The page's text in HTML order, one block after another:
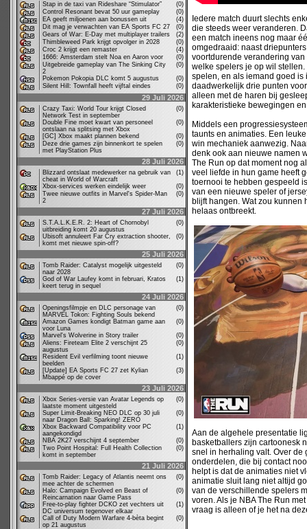
Stap in de taxi van Rideshare “Stimulator”
(0)
Control Resonant bevat 50 uur gameplay
(0)
EA geeft miljoenen aan bonussen uit
(4)
Dit mag je verwachten van EA Sports FC 27
(0)
Gears of War: E-Day met multiplayer trailers
(2)
Thimbleweed Park krijgt opvolger in 2028
(0)
Croc 2 krijgt een remaster
(4)
1666: Amsterdam stelt Noa en Aaron voor
(0)
Uitgebreide gameplay van The Sinking City
2
(0)
Pokemon Pokopia DLC komt 5 augustus
(0)
Silent Hill: Townfall heeft vijftal eindes
(0)
29 Juli 2026
Crazy Taxi: World Tour krijgt Closed
Network Test in september
(0)
Double Fine moet kwart van personeel
ontslaan na splitsing met Xbox
(0)
[GC] Xbox maakt plannen bekend
(0)
Deze drie games zijn binnenkort te spelen
met PlayStation Plus
(0)
28 Juli 2026
Blizzard ontslaat medewerker na gebruik van
cheat in World of Warcraft
(1)
Xbox-services werken eindelijk weer
(0)
Twee nieuwe outfits in Marvel's Spider-Man
2
(0)
27 Juli 2026
S.T.A.L.K.E.R. 2: Heart of Chornobyl
uitbreiding komt 20 augustus
(0)
Ubisoft annuleert Far Cry extraction shooter,
komt met nieuwe spin-off?
(0)
25 Juli 2026
Tomb Raider: Catalyst mogelijk uitgesteld
naar 2028
(0)
God of War Laufey komt in februari, Kratos
keert terug in sequel
(1)
24 Juli 2026
Openingsfilmpje en DLC personage van
MARVEL Tokon: Fighting Souls bekend
(0)
Amazon Games kondigt Batman game aan
voor Luna
(0)
Marvel's Wolverine in Story trailer
(0)
Aliens: Fireteam Elite 2 verschijnt 25
augustus
(0)
Resident Evil verfilming toont nieuwe
beelden
(1)
[Update] EA Sports FC 27 zet Kylian
Mbappé op de cover
(3)
23 Juli 2026
Xbox Series-versie van Avatar Legends op
laatste moment uitgesteld
(0)
Super Limit-Breaking NEO DLC op 30 juli
naar Dragon Ball: Sparking! ZERO
(0)
Xbox Backward Compatibility voor PC
aangekondigd
(1)
NBA 2K27 verschijnt 4 september
(0)
Two Point Hospital: Full Health Collection
komt in september
(0)
21 Juli 2026
Tomb Raider: Legacy of Atlantis neemt ons
mee achter de schermen
(0)
Halo: Campaign Evolved en Beast of
Reincarnation naar Game Pass
(0)
Free-to-play fighter DCKO zet vechters uit
DC universum tegenover elkaar
(1)
Call of Duty Modern Warfare 4-bèta begint
op 21 augustus
(0)
Iedere match duurt slechts
die steeds weer veranderen.
een match ineens nog maar
omgedraaid: naast
voortdurende verandering
welke spelers je op wil
spelen, en als iemand goed
daadwerkelijk drie punten
alleen met de haren bij
karakteristieke bewegingen
Middels een
taunts en animaties. Een
win mechaniek aanwezig.
denk ook aan nieuwe namen
The Run op dat moment nog
veel liefde in hun game heeft
toernooi te hebben gespeeld
van een nieuwe speler of
blijft hangen. Wat zou kunnen
helaas ontbreekt.
Aan de algehele presentatie
basketballers zijn cartoonesk
snel in herhaling valt. Over de
onderdelen, die bij contact
helpt is dat de animaties niet
animatie sluit lang niet altijd
van de verschillende spelers
voren. Als je NBA The Run
vraag is alleen of je het na